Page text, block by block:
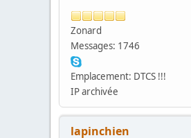
Zonard
Messages: 1746
Emplacement: DTCS !!!
IP archivée
lapinchien